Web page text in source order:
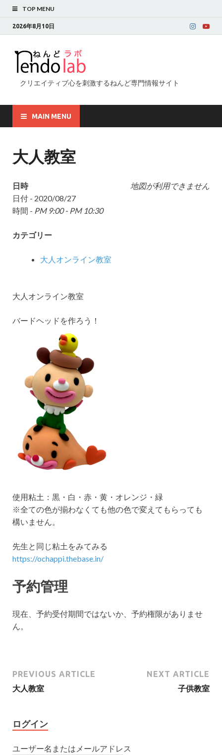
TOP MENU
2026年8月10日
クリエイティブ心を刺激するねんど専門情報サイト
MAIN MENU
大人教室
地図が利用できません
日時
日付 - 2020/08/27
時間 - PM 9:00 - PM 10:30
カテゴリー
大人オンライン教室
大人オンライン教室
バードヘッドを作ろう！
使用粘土：黒・白・赤・黄・オレンジ・緑
※全ての色が揃わなくても他の色で変えてもらっても
構いません。
先生と同じ粘土をみてみる
https://ochappi.thebase.in/
予約管理
現在、予約受付期間ではないか、予約権限がありませ
ん。
PREVIOUS ARTICLE
大人教室
NEXT ARTICLE
子供教室
ログイン
ユーザー名またはメールアドレス